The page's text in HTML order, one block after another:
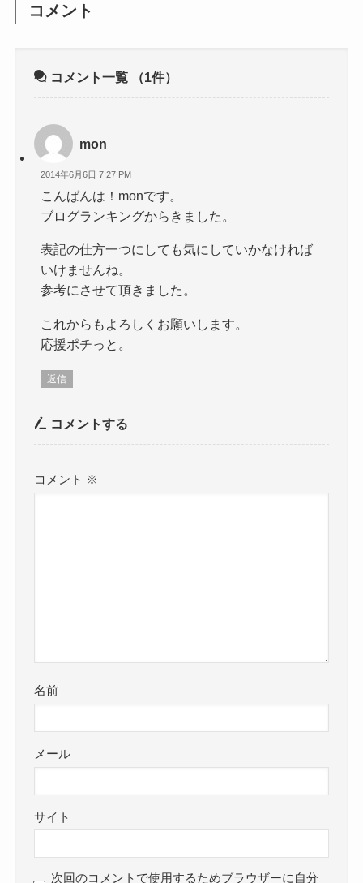
コメント
コメント一覧 （1件）
mon
2014年6月6日 7:27 PM
こんばんは！monです。
ブログランキングからきました。
表記の仕方一つにしても気にしていかなければ
いけませんね。
参考にさせて頂きました。
これからもよろしくお願いします。
応援ポチっと。
返信
コメントする
コメント ※
名前
メール
サイト
次回のコメントで使用するためブラウザーに自分